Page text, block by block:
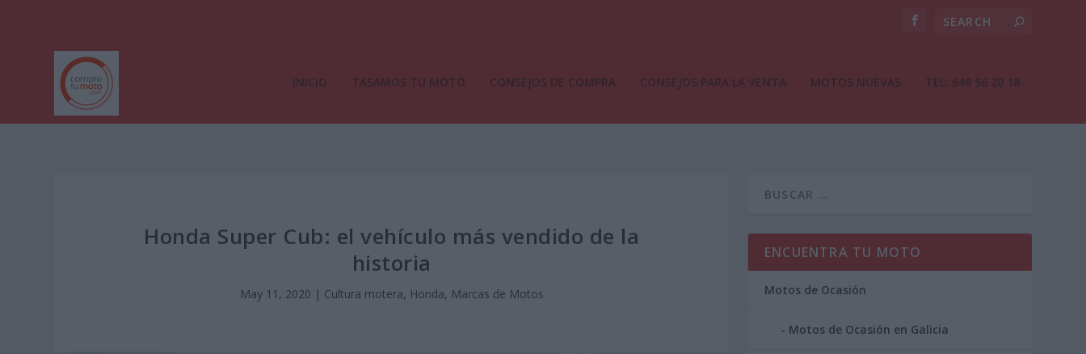
INICIO TASAMOS TU MOTO CONSEJOS DE COMPRA CONSEJOS PARA LA VENTA MOTOS NUEVAS TEL: 648 56 20 18
Honda Super Cub: el vehículo más vendido de la
historia
May 11, 2020 | Cultura motera, Honda, Marcas de Motos
ENCUENTRA TU MOTO
Motos de Ocasión
Motos de Ocasión en Galicia